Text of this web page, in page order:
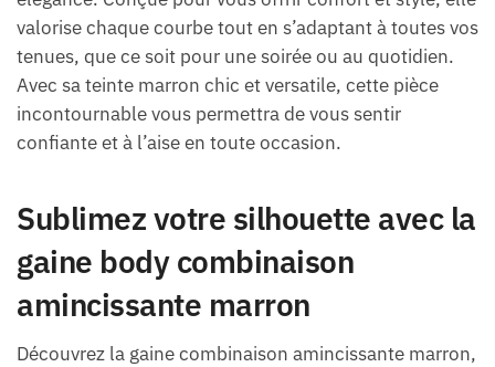
valorise chaque courbe tout en s’adaptant à toutes vos
tenues, que ce soit pour une soirée ou au quotidien.
Avec sa teinte marron chic et versatile, cette pièce
incontournable vous permettra de vous sentir
confiante et à l’aise en toute occasion.
Sublimez votre silhouette avec la
gaine body combinaison
amincissante marron
Découvrez la gaine combinaison amincissante marron,